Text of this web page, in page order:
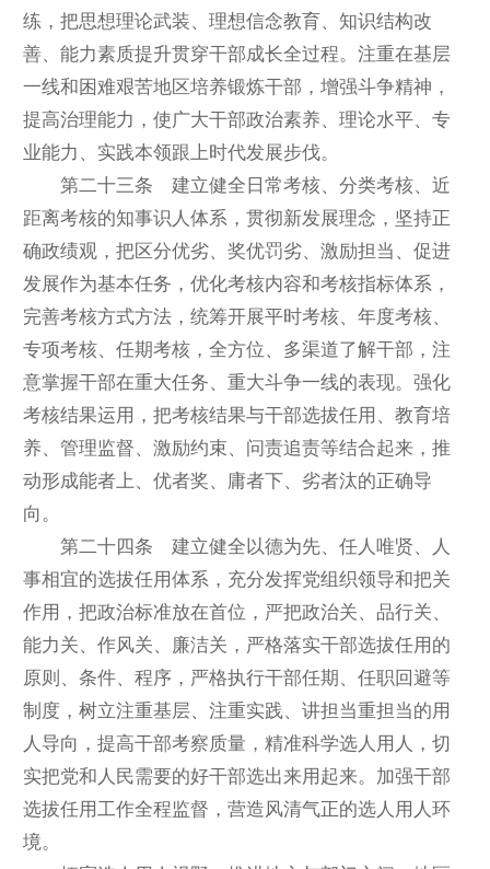
练，把思想理论武装、理想信念教育、知识结构改
善、能力素质提升贯穿干部成长全过程。注重在基层
一线和困难艰苦地区培养锻炼干部，增强斗争精神，
提高治理能力，使广大干部政治素养、理论水平、专
业能力、实践本领跟上时代发展步伐。
第二十三条 建立健全日常考核、分类考核、近
距离考核的知事识人体系，贯彻新发展理念，坚持正
确政绩观，把区分优劣、奖优罚劣、激励担当、促进
发展作为基本任务，优化考核内容和考核指标体系，
完善考核方式方法，统筹开展平时考核、年度考核、
专项考核、任期考核，全方位、多渠道了解干部，注
意掌握干部在重大任务、重大斗争一线的表现。强化
考核结果运用，把考核结果与干部选拔任用、教育培
养、管理监督、激励约束、问责追责等结合起来，推
动形成能者上、优者奖、庸者下、劣者汰的正确导
向。
第二十四条 建立健全以德为先、任人唯贤、人
事相宜的选拔任用体系，充分发挥党组织领导和把关
作用，把政治标准放在首位，严把政治关、品行关、
能力关、作风关、廉洁关，严格落实干部选拔任用的
原则、条件、程序，严格执行干部任期、任职回避等
制度，树立注重基层、注重实践、讲担当重担当的用
人导向，提高干部考察质量，精准科学选人用人，切
实把党和人民需要的好干部选出来用起来。加强干部
选拔任用工作全程监督，营造风清气正的选人用人环
境。